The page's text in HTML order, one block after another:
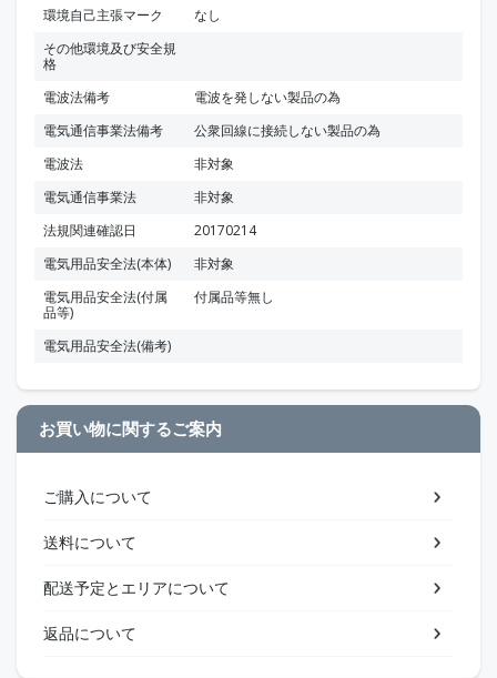
環境自己主張マーク
なし
その他環境及び安全規
格
電波法備考
電波を発しない製品の為
電気通信事業法備考
公衆回線に接続しない製品の為
電波法
非対象
電気通信事業法
非対象
法規関連確認日
20170214
電気用品安全法(本体)
非対象
電気用品安全法(付属
品等)
付属品等無し
電気用品安全法(備考)
お買い物に関するご案内
ご購入について
送料について
配送予定とエリアについて
返品について